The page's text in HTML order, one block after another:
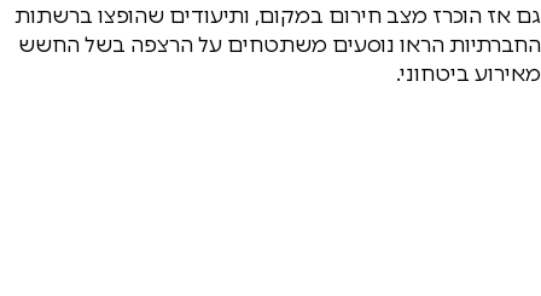
גם אז הוכרז מצב חירום במקום, ותיעודים שהופצו ברשתות
החברתיות הראו נוסעים משתטחים על הרצפה בשל החשש
מאירוע ביטחוני.